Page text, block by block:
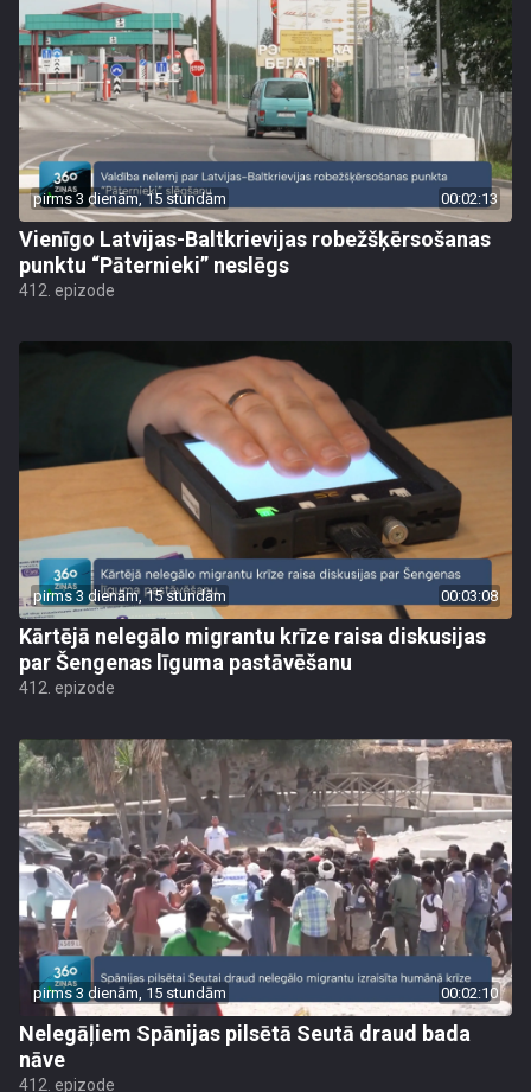
pirms 3 dienām, 15 stundām 00:02:13
Vienīgo Latvijas-Baltkrievijas robežšķērsošanas
punktu “Pāternieki” neslēgs
412. epizode
pirms 3 dienām, 15 stundām 00:03:08
Kārtējā nelegālo migrantu krīze raisa diskusijas
par Šengenas līguma pastāvēšanu
412. epizode
pirms 3 dienām, 15 stundām 00:02:10
Nelegāļiem Spānijas pilsētā Seutā draud bada
nāve
412. epizode